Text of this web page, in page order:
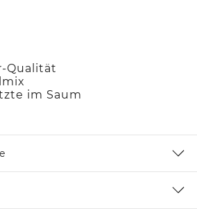
Qualität
im Saum